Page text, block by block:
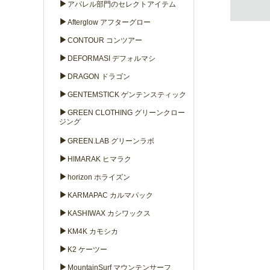
▶ アパレル部門のセレクトアイテム
▶ Afterglow アフターグロー
▶ CONTOUR コンツアー
▶ DEFORMASI デフォルマシ
▶ DRAGON ドラゴン
▶ GENTEMSTICK ゲンテンスティック
▶ GREEN CLOTHING グリーンクロー
ジング
▶ GREEN.LAB グリーンラボ
▶ HIMARAK ヒマラク
▶ horizon ホライズン
▶ KARMAPAC カルマパック
▶ KASHIWAX カシワックス
▶ KM4K カモシカ
▶ K2 ケーツー
▶ MountainSurf マウンテンサーフ